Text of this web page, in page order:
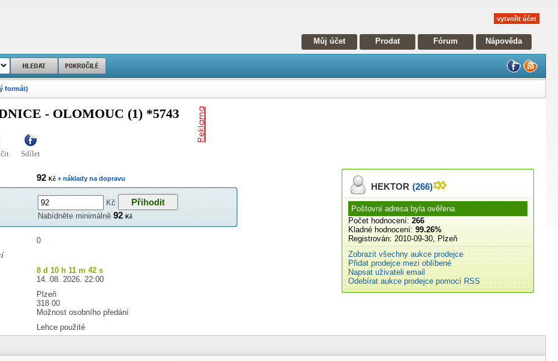
vytvořit účet
Můj účet Prodat Fórum Nápověda
formát)
- OLOMOUC (1) *5743
Sdílet
92Kč + náklady na dopravu
Kč
Nabídněte minimálně92Kč
0
8 d 10 h 11 m 41 s
14. 08. 2026. 22:00
Plzeň
318 00
Možnost osobního předání
Lehce použité
HEKTOR (266)
Poštovní adresa byla ověřena
Počet hodnocení: 266
Kladné hodnocení: 99.26%
Registrován: 2010-09-30, Plzeň
Zobrazit všechny aukce prodejce
Přidat prodejce mezi oblíbené
Napsat uživateli email
Odebírat aukce prodejce pomocí RSS